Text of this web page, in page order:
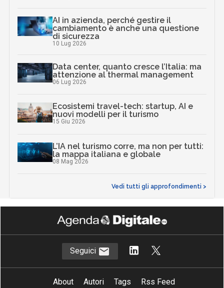
AI in azienda, perché gestire il
cambiamento è anche una questione
di sicurezza
10 Lug 2026
Data center, quanto cresce l’Italia: ma
attenzione al thermal management
06 Lug 2026
Ecosistemi travel-tech: startup, AI e
nuovi modelli per il turismo
15 Giu 2026
L’IA nel turismo corre, ma non per tutti:
la mappa italiana e globale
08 Mag 2026
Vedi tutti gli approfondimenti >
Seguici
About Autori Tags
Rss Feed